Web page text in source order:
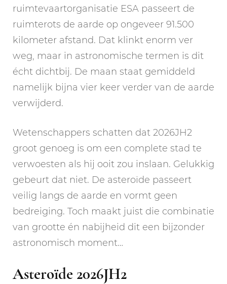
ruimtevaartorganisatie ESA passeert de
ruimterots de aarde op ongeveer 91.500
kilometer afstand. Dat klinkt enorm ver
weg, maar in astronomische termen is dit
écht dichtbij. De maan staat gemiddeld
namelijk bijna vier keer verder van de aarde
verwijderd.
Wetenschappers schatten dat 2026JH2
groot genoeg is om een complete stad te
verwoesten als hij ooit zou inslaan. Gelukkig
gebeurt dat niet. De asteroïde passeert
veilig langs de aarde en vormt geen
bedreiging. Toch maakt juist die combinatie
van grootte én nabijheid dit een bijzonder
astronomisch moment…
Asteroïde 2026JH2